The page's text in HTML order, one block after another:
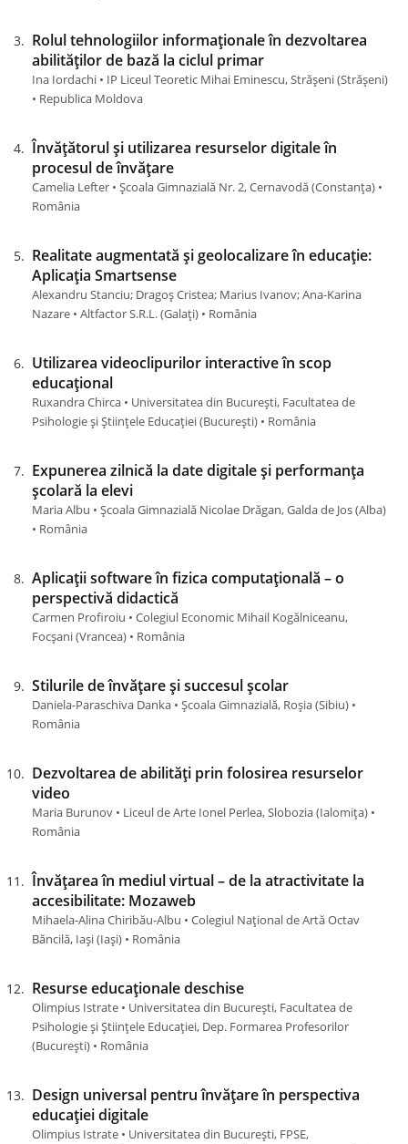
Rolul tehnologiilor informaționale în dezvoltarea
abilităților de bază la ciclul primar
Ina Iordachi • IP Liceul Teoretic Mihai Eminescu, Strășeni (Străşeni)
• Republica Moldova
Învățătorul și utilizarea resurselor digitale în
procesul de învățare
Camelia Lefter • Școala Gimnazială Nr. 2, Cernavodă (Constanţa) •
România
Realitate augmentată și geolocalizare în educație:
Aplicația Smartsense
Alexandru Stanciu; Dragoș Cristea; Marius Ivanov; Ana-Karina
Nazare • Altfactor S.R.L. (Galați) • România
Utilizarea videoclipurilor interactive în scop
educațional
Ruxandra Chirca • Universitatea din București, Facultatea de
Psihologie și Științele Educației (Bucureşti) • România
Expunerea zilnică la date digitale și performanța
școlară la elevi
Maria Albu • Școala Gimnazială Nicolae Drăgan, Galda de Jos (Alba)
• România
Aplicații software în fizica computațională – o
perspectivă didactică
Carmen Profiroiu • Colegiul Economic Mihail Kogălniceanu,
Focșani (Vrancea) • România
Stilurile de învățare și succesul școlar
Daniela-Paraschiva Danka • Școala Gimnazială, Roșia (Sibiu) •
România
Dezvoltarea de abilități prin folosirea resurselor
video
Maria Burunov • Liceul de Arte Ionel Perlea, Slobozia (Ialomiţa) •
România
Învățarea în mediul virtual – de la atractivitate la
accesibilitate: Mozaweb
Mihaela-Alina Chiribău-Albu • Colegiul Național de Artă Octav
Băncilă, Iași (Iaşi) • România
Resurse educaționale deschise
Olimpius Istrate • Universitatea din București, Facultatea de
Psihologie și Științele Educației, Dep. Formarea Profesorilor
(Bucureşti) • România
Design universal pentru învățare în perspectiva
educației digitale
Olimpius Istrate • Universitatea din București, FPSE,